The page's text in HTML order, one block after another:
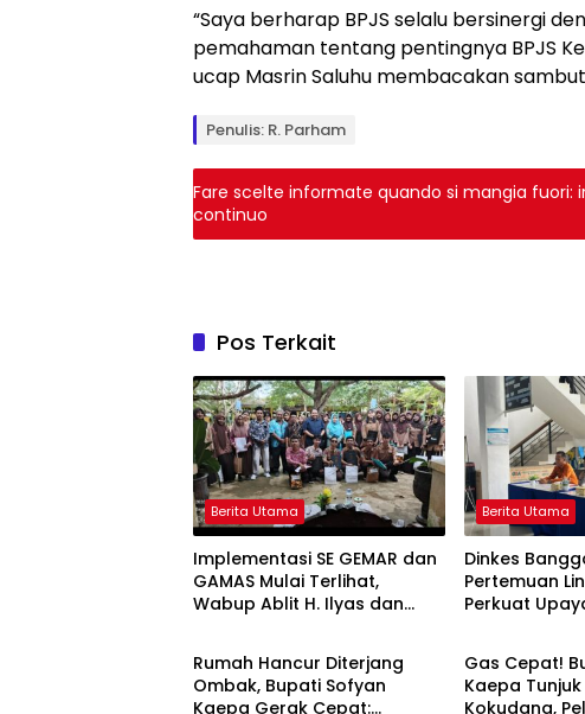
“Saya berharap BPJS selalu bersinergi
pemahaman tentang pentingnya BPJS
ucap Masrin Saluhu membacakan
Penulis: R. Parham
Fare scelte informate quando si mangia fuori:
continuo
Pos Terkait
Berita Utama
Implementasi SE GEMAR dan
GAMAS Mulai Terlihat,
Wabup Ablit H. Ilyas dan
Berita Utama
Dinkes
Pertemuan
Perkuat
Berita Utama
Rumah Hancur Diterjang
Ombak, Bupati Sofyan
Kaepa Gerak Cepat:
Berita Utama
Gas Cepat!
Kaepa Tunjuk
Kokudang,